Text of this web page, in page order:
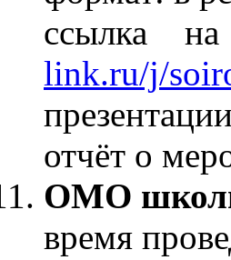
ссылка
link.ru/j/
отчёт о
ОМО
время